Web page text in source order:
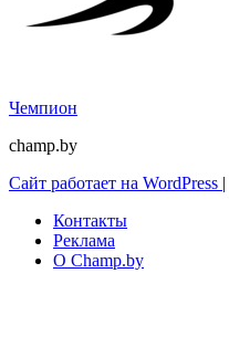
Чемпион
champ.by
Сайт работает на WordPress |
Контакты
Реклама
О Champ.by